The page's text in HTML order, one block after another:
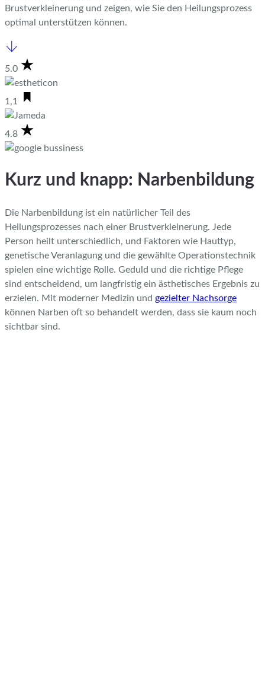
Brustverkleinerung und zeigen, wie Sie den Heilungsprozess
optimal unterstützen können.
5.0
1,1
4.8
Kurz und knapp: Narbenbildung
Die Narbenbildung ist ein natürlicher Teil des
Heilungsprozesses nach einer Brustverkleinerung. Jede
Person heilt unterschiedlich, und Faktoren wie Hauttyp,
genetische Veranlagung und die gewählte Operationstechnik
spielen eine wichtige Rolle. Geduld und die richtige Pflege
sind entscheidend, um langfristig ein ästhetisches Ergebnis zu
erzielen. Mit moderner Medizin und gezielter Nachsorge
können Narben oft so behandelt werden, dass sie kaum noch
sichtbar sind.